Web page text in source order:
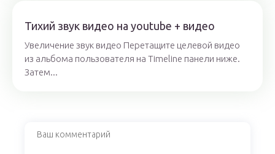
Тихий звук видео на youtube + видео
Увеличение звук видео Перетащите целевой видео
из альбома пользователя на Timeline панели ниже.
Затем...